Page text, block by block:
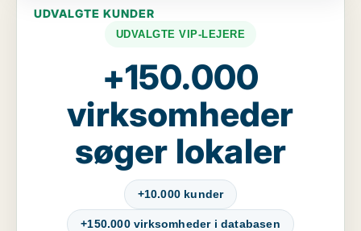
UDVALGTE KUNDER
UDVALGTE VIP-LEJERE
+150.000
virksomheder
søger lokaler
+10.000 kunder
+150.000 virksomheder i databasen